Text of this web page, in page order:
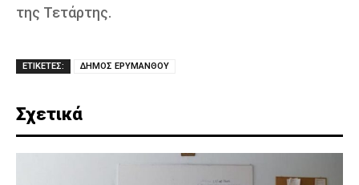
της Τετάρτης.
ΕΤΙΚΕΤΕΣ: ΔΗΜΟΣ ΕΡΥΜΑΝΘΟΥ
Σχετικά